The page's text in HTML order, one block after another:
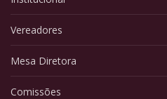
Vereadores
Mesa Diretora
Comissões